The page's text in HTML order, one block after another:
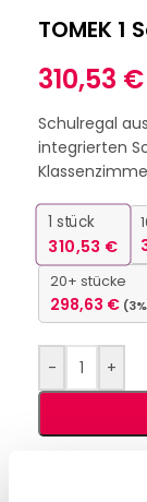
TOMEK 1
310,53 €
Schulregal
integrierten
1 stück
310,53 €
20+ stücke
298,63 €
- +